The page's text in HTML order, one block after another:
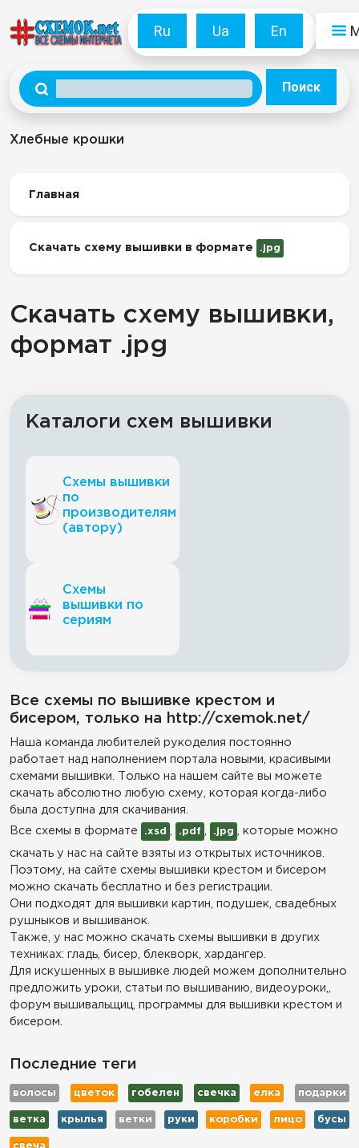
Ru Ua En
Поиск
Хлебные крошки
Главная
Скачать схему вышивки в формате .jpg
Скачать схему вышивки,
формат .jpg
Каталоги схем вышивки
Схемы вышивки
по
производителям
(автору)
Схемы
вышивки по
сериям
Все схемы по вышивке крестом и
бисером, только на http://cxemok.net/
Наша команда любителей рукоделия постоянно
работает над наполнением портала новыми, красивыми
схемами вышивки. Только на нашем сайте вы можете
скачать абсолютно любую схему, которая когда-либо
была доступна для скачивания.
Все схемы в формате
.xsd .pdf .jpg , которые можно
скачать у нас на сайте взяты из открытых источников.
Поэтому, на сайте схемы вышивки крестом и бисером
можно скачать бесплатно и без регистрации.
Они подходят для вышивки картин, подушек, свадебных
рушныков и вышиванок.
Также, у нас можно скачать схемы вышивки в других
техниках: гладь, бисер, блекворк, хардангер.
Для искушенных в вышивке людей можем дополнительно
предложить уроки, статьи по вышиванию, видеоуроки,,
форум вышивальщиц, программы для вышивки крестом и
бисером.
Последние теги
волосы цветок гобелен свечка елка подарки
ветка крылья ветки руки коробки лицо бусы
свеча